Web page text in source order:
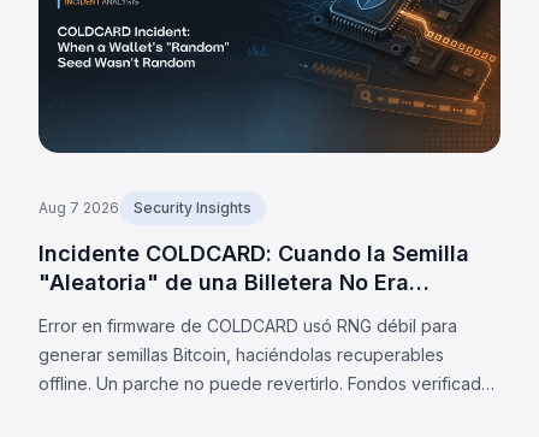
Aug 7 2026 Security Insights
Incidente COLDCARD: Cuando la Semilla
"Aleatoria" de una Billetera No Era
Error en firmware de COLDCARD usó RNG débil para
generar semillas Bitcoin, haciéndolas recuperables
offline. Un parche no puede revertirlo. Fondos verificados